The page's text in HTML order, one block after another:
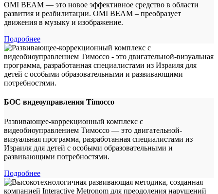
OMI BEAM — это новое эффективное средство в области
развития и реабилитации. OMI BEAM – преобразует
движения в музыку и изображение.
Подробнее
БОС видеоуправления Timocco
Развивающее-коррекционный комплекс с
видеобиоуправлением Тимоссо — это двигательной-
визуальная программа, разработанная специалистами из
Израиля для детей с особыми образовательными и
развивающими потребностями.
Подробнее